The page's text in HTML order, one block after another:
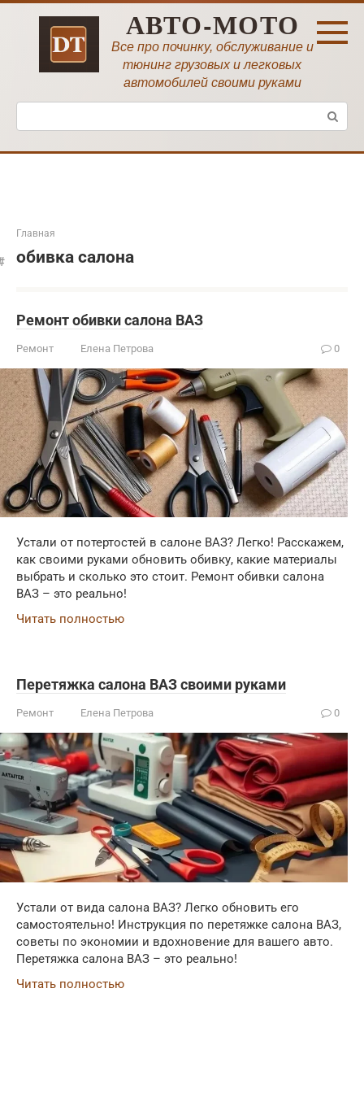
Перейти
АВТО-МОТО
Все про починку, обслуживание и
тюнинг грузовых и легковых
автомобилей своими руками
Поиск:
Главная
обивка салона
Ремонт обивки салона ВАЗ
Ремонт Елена Петрова 0
Устали от потертостей в салоне ВАЗ? Легко! Расскажем,
как своими руками обновить обивку, какие материалы
выбрать и сколько это стоит. Ремонт обивки салона
ВАЗ – это реально!
Читать полностью
Перетяжка салона ВАЗ своими руками
Ремонт Елена Петрова 0
Устали от вида салона ВАЗ? Легко обновить его
самостоятельно! Инструкция по перетяжке салона ВАЗ,
советы по экономии и вдохновение для вашего авто.
Перетяжка салона ВАЗ – это реально!
Читать полностью